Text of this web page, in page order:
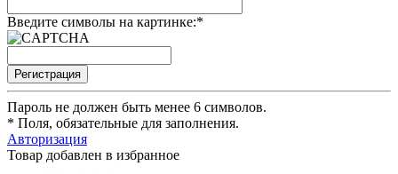
Введите символы на картинке:*
Пароль не должен быть менее 6 символов.
* Поля, обязательные для заполнения.
Авторизация
Товар добавлен в избранное